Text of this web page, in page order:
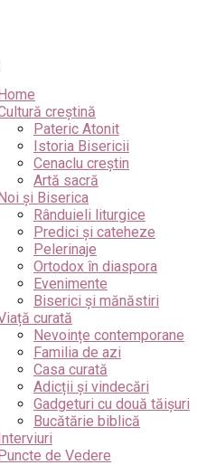
creștină
Pateric Atonit
Istoria Bisericii
Cenaclu creștin
Artă sacră
și Biserica
Rânduieli liturgice
Predici și cateheze
Pelerinaje
Ortodox în diaspora
Evenimente
Biserici și mănăstiri
curată
Nevoințe contemporane
Familia de azi
Casa curată
Adicții și vindecări
Gadgeturi cu două tăișuri
Bucătărie biblică
de Vedere